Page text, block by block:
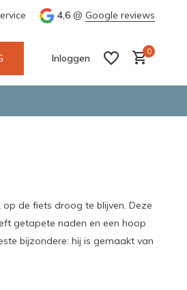
o.a. Fietskoerier en GLS. Wij
4,6 @ Google reviews
Inloggen
0
de fiets droog te blijven. Deze
getapete naden en een hoop
bijzondere: hij is gemaakt van